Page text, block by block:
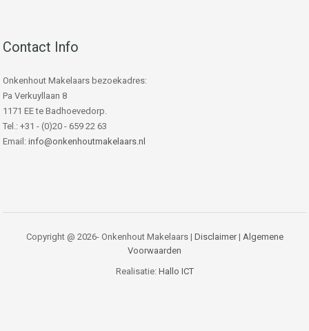
Contact Info
Onkenhout Makelaars bezoekadres:
Pa Verkuyllaan 8
1171 EE te Badhoevedorp.
Tel.: +31 - (0)20 - 659 22 63
Email: info@onkenhoutmakelaars.nl
Copyright @ 2026- Onkenhout Makelaars | Disclaimer| Algemene
Voorwaarden
Realisatie: Hallo ICT